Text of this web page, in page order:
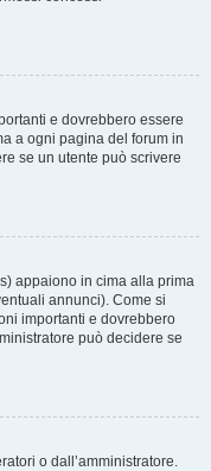
e dovrebbero essere
a ogni pagina del forum in
se un utente può scrivere
appaiono in cima alla prima
annunci). Come si
importanti e dovrebbero
può decidere se
o dall’amministratore.